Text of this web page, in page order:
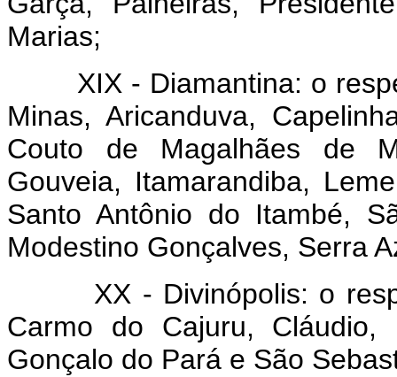
Marias;
XIX - Diamantina: o
Minas, Aricanduva,
Couto de Magalhães de
Gouveia, Itamarandiba,
Santo Antônio do Itambé,
Modestino Gonçalves, Serra
XX - Divinópolis: o
Carmo do Cajuru,
Gonçalo do Pará e São